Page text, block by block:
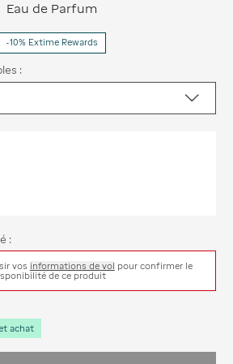
Eau de Parfum
-10% Extime Rewards
:
:
vos informations de vol pour confirmer le
de ce produit
achat